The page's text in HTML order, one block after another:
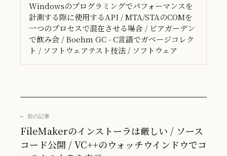
Windowsのプログラミングでパフォーマンスを
計測する際に使用するAPI / MTA/STAのCOMを
一つのプロセスで混在させる場合 / ビアガーデン
で飲み会 / Boehm GC - C言語でガベージコレク
ト / ソフトウェアテスト技法 / ソフトウェア
← 前の記事
FileMakerのインストーラは厳しい / ソース
コード公開 / VC++のウォッチウインドウでコ